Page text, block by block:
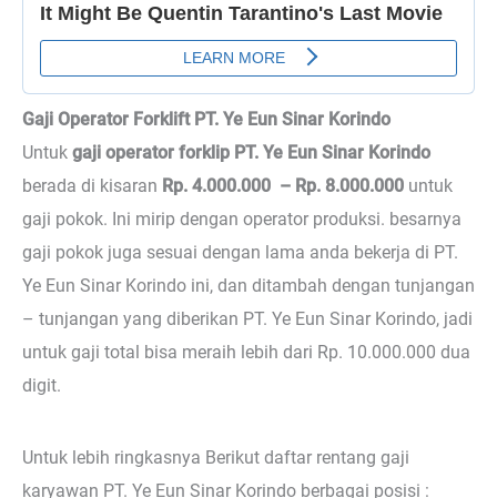
Gaji Operator Forklift PT. Ye Eun Sinar Korindo
Untuk gaji operator forklip PT. Ye Eun Sinar Korindo
berada di kisaran Rp. 4.000.000 – Rp. 8.000.000 untuk
gaji pokok. Ini mirip dengan operator produksi. besarnya
gaji pokok juga sesuai dengan lama anda bekerja di PT.
Ye Eun Sinar Korindo ini, dan ditambah dengan tunjangan
– tunjangan yang diberikan PT. Ye Eun Sinar Korindo, jadi
untuk gaji total bisa meraih lebih dari Rp. 10.000.000 dua
digit.
Untuk lebih ringkasnya Berikut daftar rentang gaji
karyawan PT. Ye Eun Sinar Korindo berbagai posisi :